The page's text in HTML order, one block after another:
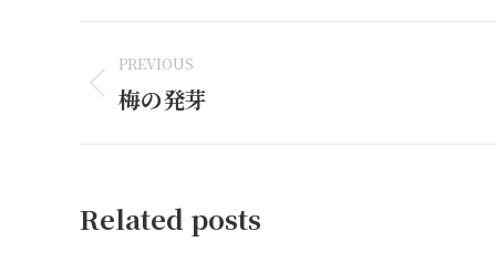
Post
navigation
PREVIOUS
Previous
梅の発芽
Related posts